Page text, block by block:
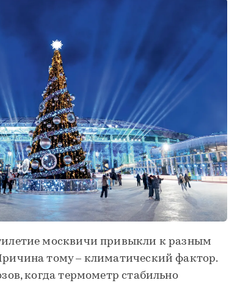
москвичи привыкли к разным
тому – климатический фактор.
когда термометр стабильно